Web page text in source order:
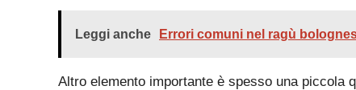
Leggi anche Errori comuni nel ragù
Altro elemento importante è spesso una piccola